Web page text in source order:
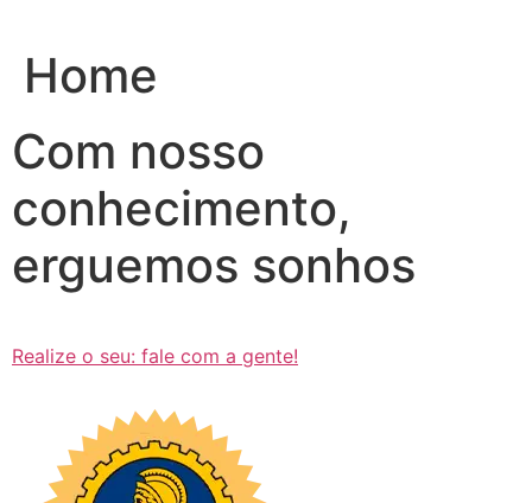
conteúdo
Home
Com nosso
conhecimento,
erguemos sonhos
Realize o seu: fale com a gente!